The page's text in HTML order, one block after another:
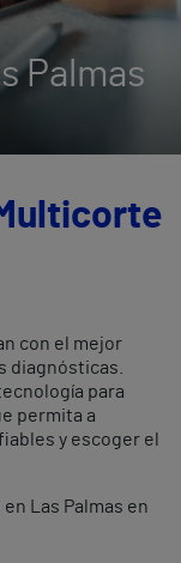
Palmas
con el mejor
diagnósticas.
para
permita a
y escoger el
Las Palmas en